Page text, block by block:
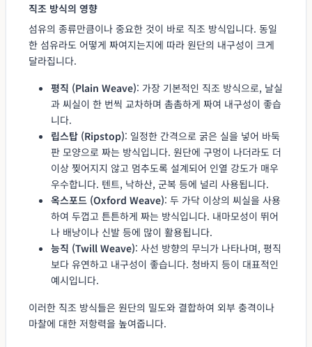
직조 방식의 영향
섬유의 종류만큼이나 중요한 것이 바로 직조 방식입니다. 동일
한 섬유라도 어떻게 짜여지는지에 따라 원단의 내구성이 크게
달라집니다.
평직 (Plain Weave): 가장 기본적인 직조 방식으로, 날실
과 씨실이 한 번씩 교차하며 촘촘하게 짜여 내구성이 좋습
니다.
립스탑 (Ripstop): 일정한 간격으로 굵은 실을 넣어 바둑
판 모양으로 짜는 방식입니다. 원단에 구멍이 나더라도 더
이상 찢어지지 않고 멈추도록 설계되어 인열 강도가 매우
우수합니다. 텐트, 낙하산, 군복 등에 널리 사용됩니다.
옥스포드 (Oxford Weave): 두 가닥 이상의 씨실을 사용
하여 두껍고 튼튼하게 짜는 방식입니다. 내마모성이 뛰어
나 배낭이나 신발 등에 많이 활용됩니다.
능직 (Twill Weave): 사선 방향의 무늬가 나타나며, 평직
보다 유연하고 내구성이 좋습니다. 청바지 등이 대표적인
예시입니다.
이러한 직조 방식들은 원단의 밀도와 결합하여 외부 충격이나
마찰에 대한 저항력을 높여줍니다.